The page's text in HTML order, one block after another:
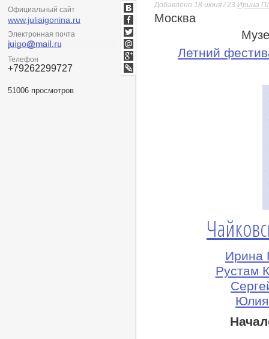
Официальный сайт
www.juliaigonina.ru
Электронная почта
Телефон
+79262299727
51006 просмотров
Добавлено 18 июня / 23 Ирина
Москва
Летний
Ирина
Рустам
Юлия
ВКонтакте
Facebook
Twitter
Мой
Мир
Google+
lj